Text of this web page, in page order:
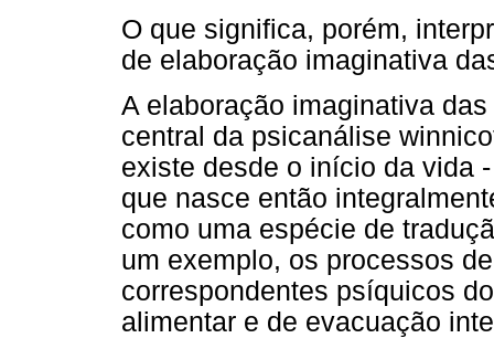
O que significa, porém,
de elaboração imaginativa
A elaboração imaginativa
central da psicanálise
existe desde o início da vida
que nasce então
como uma espécie de
um exemplo, os processos
correspondentes psíquicos
alimentar e de evacuação